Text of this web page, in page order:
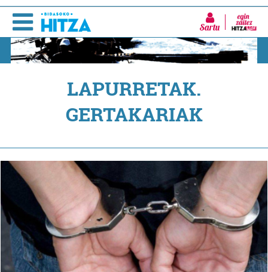
Sartu
LAPURRETAK.
GERTAKARIAK